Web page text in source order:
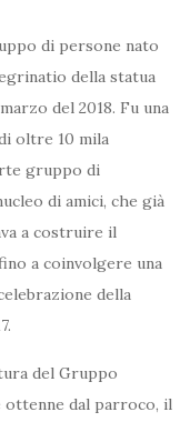
di persone nato
della statua
del 2018. Fu una
oltre 10 mila
gruppo di
di amici, che già
a costruire il
a coinvolgere una
della
del Gruppo
ottenne dal parroco, il